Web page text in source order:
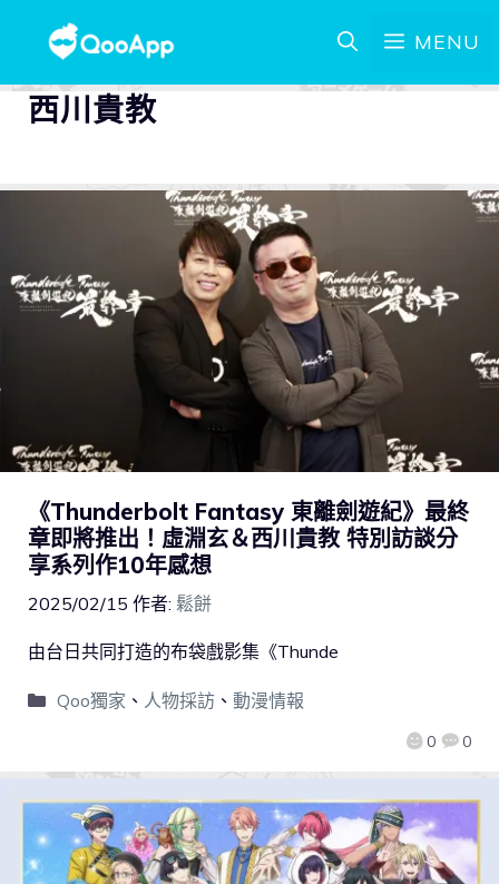
MENU
西川貴教
《Thunderbolt Fantasy 東離劍遊紀》最終
章即將推出！虛淵玄＆西川貴教 特別訪談分
享系列作10年感想
2025/02/15 作者: 鬆餅
0 0
由台日共同打造的布袋戲影集《Thunde
Qoo獨家 、 人物採訪、 動漫情報